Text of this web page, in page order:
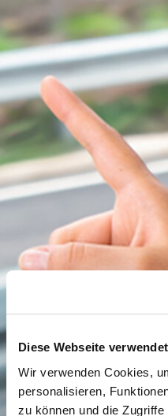
Diese Webseite
Wir verwenden Cookies,
personalisieren,
zu können und die